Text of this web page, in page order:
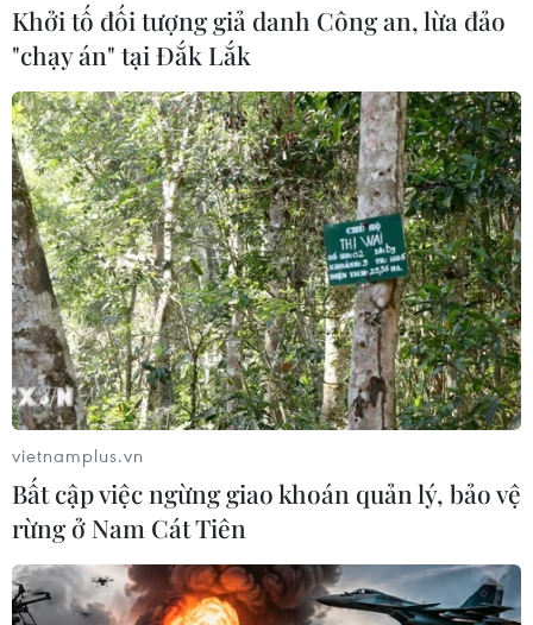
Khởi tố đối tượng giả danh Công an, lừa đảo
"chạy án" tại Đắk Lắk
vietnamplus.vn
Bất cập việc ngừng giao khoán quản lý, bảo vệ
rừng ở Nam Cát Tiên